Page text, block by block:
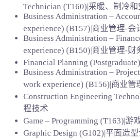
Technician (T160)|采暖、制冷
Business Administration –
experience) (B157)|商业管理-会
Business Administration –
experience) (B150)|商业管理-财
Financial Planning
Business Administration –
work experience) (B156)|商业管
Construction Engineering
程技术
Game – Programming (T163)|游
Graphic Design (G102)|平面造